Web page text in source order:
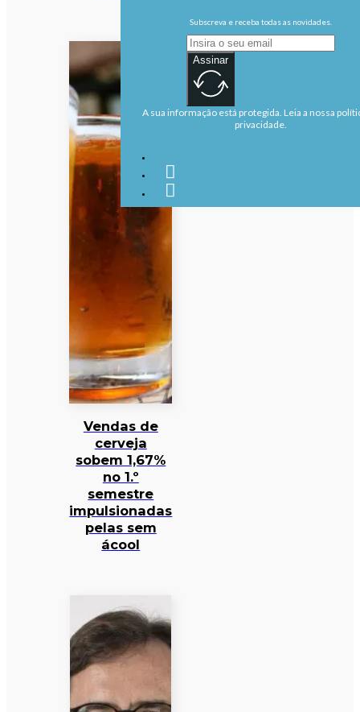
Vendas de
cerveja
sobem 1,67%
no 1.º
semestre
impulsionadas
pelas sem
ácool
Subscreva e receba todas as novidades.
Assinar
A sua informação está protegida. Leia a nossa
privacidade.